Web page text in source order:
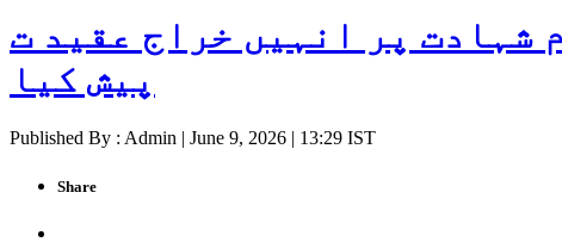
شہادت پر انہیں خراج عقید ت
پیش کیا
Published By : Admin | June 9, 2026 | 13:29 IST
Share